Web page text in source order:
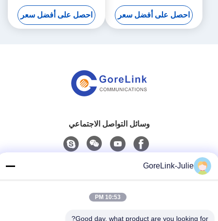
على الرف للنظام الكابلات
احصل على أفضل سعر
جاك
احصل على أفضل سعر
وسائل التواصل الاجتماعي
86-755-89320995
GoreLink-Julie
10:53 PM
Good day, what product are you looking for?